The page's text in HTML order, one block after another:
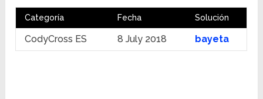
Categoría Fecha Solución
CodyCross ES 8 July 2018 bayeta